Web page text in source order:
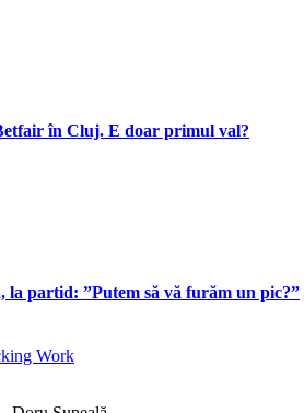
în Cluj. E doar primul val?
la partid: ”Putem să vă furăm un pic?”
Work